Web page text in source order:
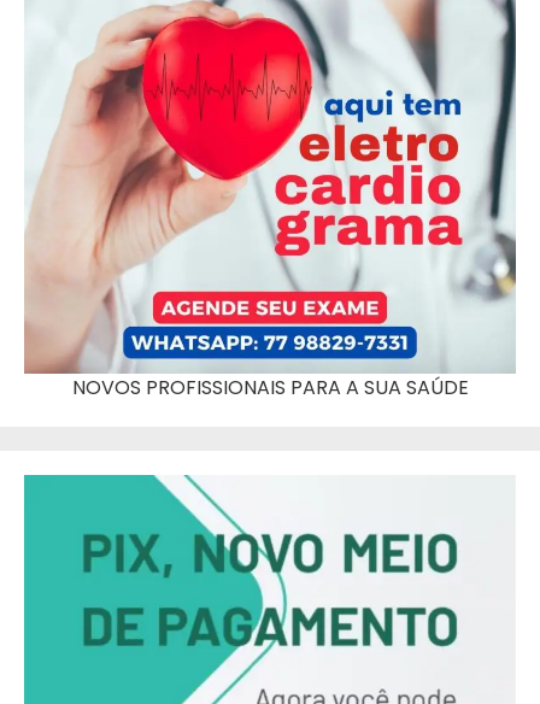
NOVOS PROFISSIONAIS PARA A SUA SAÚDE